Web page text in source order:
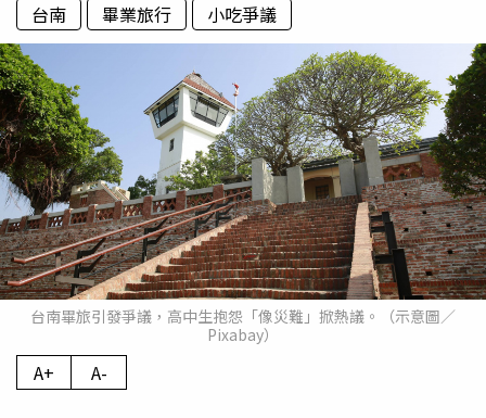
台南 畢業旅行 小吃爭議
台南畢旅引發爭議，高中生抱怨「像災難」掀熱議。（示意圖／
Pixabay）
A+ A-